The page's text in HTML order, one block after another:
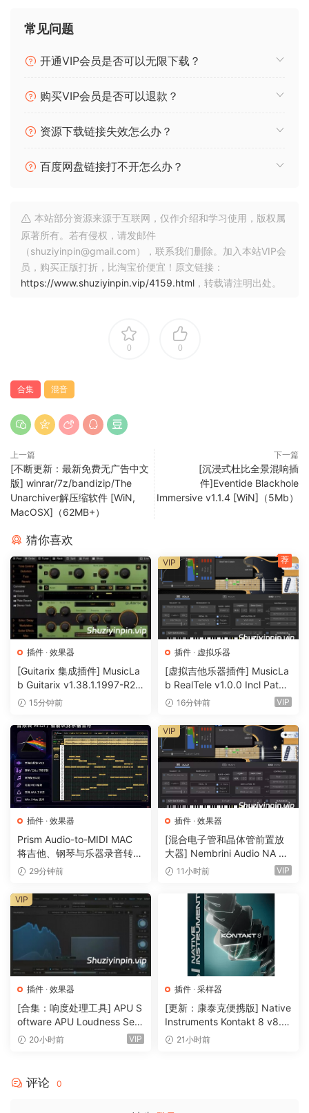
都可以用来为你的音乐增添活力和激情。Invigorate 是一款解
混音、鼓总线或任何其他元素焕发生机。
直观的设计让您能够轻松地从强大的压缩过渡到严格的限制，
结果保证让您的混音向前推进，听起来更宏大。
Recirculate v1.1.2
过去除多余的部分并专注于声音和控制，我们创造了完美的工
具来为您的混音增加深度和维度。
Newfangled Audio was founded by Dan Gillespie after 15
years of writing DSP for Eventide. By combining traditional
machine learning, we create the best audio tools available.
Elevatee is the most advanced mastering plugin ever
created. This unique multi-band limiter, human ear
equalizer and powerful audio booster will increase the
volume of your mix while maintaining or enhancing its
dynamic feel. It uses intelligent adaptive technology that
real-time POWERFUL AND ACCURATE HUMAN EAR
EQUALIZER.
Generate v1.6.3
Generate is based on a set of chaotic generators. What
looks like randomness contains underlying patterns,
interconnectedness, constant feedback loops, repetition,
self-similarity, fractals and self-organization.
Each of Generate’s 8 chaotic oscillators identifies these
underlying patterns and creates an oscillator that can
seamlessly transition from sine wave to complete chaos,
textures created include distortion, harmonics, grunge,
static, and noise. All of this can be predictably or
unpredictably modulated.
Invigorate v1.3.3
Here’s a little secret – compression, limiter and overdrive
are the same thing and they can all be used to add energy
and excitement to your music. Invigorate is a
deconstructed compressor, limiter, and overdrive
distortion finely tuned to bring your mix, drum bus, or any
other element to life.
The intuitive design allows you to easily transition from
powerful compression through tight limiting to rich
distortion, all while getting the perfect sound with the
convenient MIX control. The result is guaranteed to push
your mix forward and make it sound bigger.
常见问题
开通VIP会员是否可以无限下载？
购买VIP会员是否可以退款？
资源下载链接失效怎么办？
百度网盘链接打不开怎么办？
本站部分资源来源于互联网，仅作介绍和学习使用，版权属
原著所有。若有侵权，请发邮件
（shuziyinpin@gmail.com），联系我们删除。加入本站VIP会
员，购买正版打折，比淘宝价便宜！原文链接：
https://www.shuziyinpin.vip/4159.html ，转载请注明出处。
0 0
合集 混音
上一篇
[不断更新：最新免费无广告中文
版] winrar/7z/bandizip/The
Unarchiver解压缩软件 [WiN,
MacOSX]（62MB+）
下一篇
[沉浸式杜比全景混响插
件]Eventide Blackhole
Immersive v1.1.4 [WiN]（5Mb）
猜你喜欢
插件 · 效果器
[Guitarix 集成插件] MusicLa
b Guitarix v1.38.1.1997-R2R
[WiN]（7.5MB）
15分钟前
插件 · 虚拟乐器
[虚拟吉他乐器插件] MusicLa
b RealTele v1.0.0 Incl Patch
ed and Keygen-R2R [WiN]
16分钟前 VIP
VIP 荐
插件 · 效果器
Prism Audio-to-MIDI MAC
将吉他、钢琴与乐器录音转换
为可编辑 MIDI
29分钟前
插件 · 效果器
[混合电子管和晶体管前置放
大器] Nembrini Audio NA Ba
ss 3500 v1.0.0 Incl Keygen-
11小时前 VIP
VIP
插件 · 效果器
[合集：响度处理工具] APU S
oftware APU Loudness Seri
es v5.7.0 Incl Keygen-R2R
20小时前 VIP
VIP
插件 · 采样器
[更新：康泰克便携版] Native
Instruments Kontakt 8 v8.1
2.1 PORTABLE-vkDanilov
21小时前
评论 0